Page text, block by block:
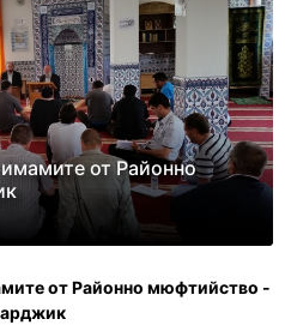
от Районно
от Районно мюфтийство -